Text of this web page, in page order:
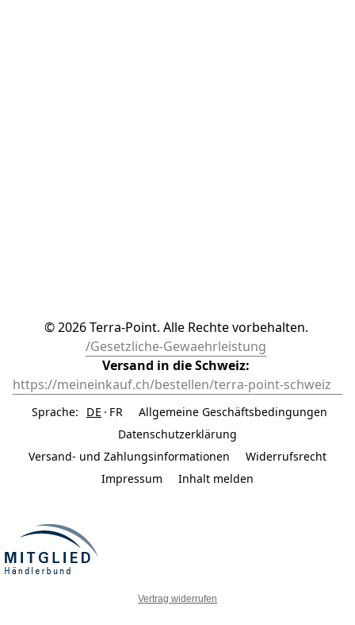
/Gesetzliche-Gewaehrleistung
Sprache: DE FR
Allgemeine Geschäftsbedingungen
Datenschutzerklärung
Versand- und Zahlungsinformationen
Widerrufsrecht
Impressum
Inhalt melden
Vertrag widerrufen